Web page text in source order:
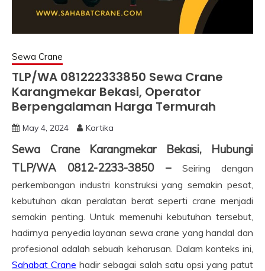
Sewa Crane
TLP/WA 081222333850 Sewa Crane
Karangmekar Bekasi, Operator
Berpengalaman Harga Termurah
May 4, 2024 Kartika
Sewa Crane Karangmekar Bekasi, Hubungi
TLP/WA 0812-2233-3850 –
Seiring dengan
perkembangan industri konstruksi yang semakin pesat,
kebutuhan akan peralatan berat seperti crane menjadi
semakin penting. Untuk memenuhi kebutuhan tersebut,
hadirnya penyedia layanan sewa crane yang handal dan
profesional adalah sebuah keharusan. Dalam konteks ini,
Sahabat Crane hadir sebagai salah satu opsi yang patut